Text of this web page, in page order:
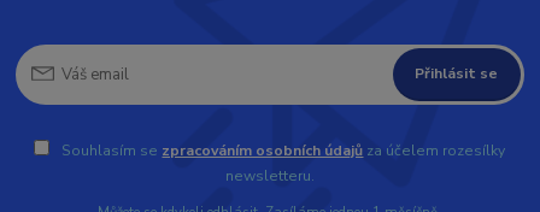
Přihlásit se
Souhlasím se zpracováním osobních údajů za účelem rozesílky
newsletteru.